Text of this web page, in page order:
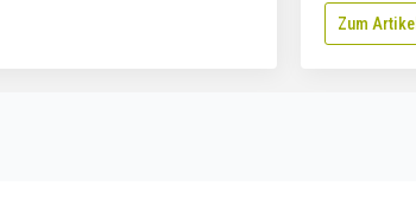
Zum Artikel